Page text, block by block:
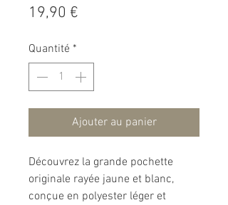
19,90 €
Quantité *
Ajouter au panier
Découvrez la grande pochette
originale rayée jaune et blanc,
conçue en polyester léger et